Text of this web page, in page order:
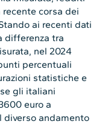
corsa dei
ai recenti dati
differenza tra
nel 2024
percentuali
statistiche e
gli italiani
euro a
andamento